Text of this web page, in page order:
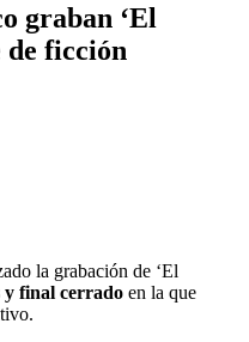
graban ‘El
de ficción
la grabación de ‘El
y final cerrado en la que